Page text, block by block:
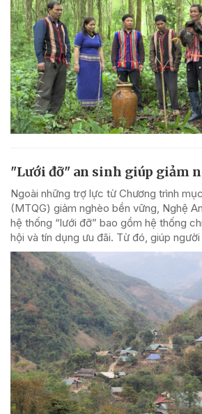
"Lưới đỡ" an sinh giúp giảm
Ngoài những trợ lực từ Chương trình
(MTQG) giảm nghèo bền vững, Nghệ
hệ thống “lưới đỡ” bao gồm hệ thống
hội và tín dụng ưu đãi. Từ đó, giúp